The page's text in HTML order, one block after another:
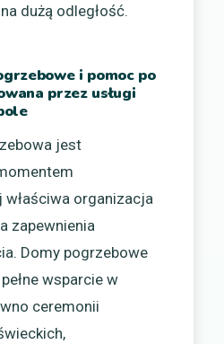
dużą odległość.
i pomoc po
przez usługi
jest
właściwa organizacja
zapewnienia
Domy pogrzebowe
wsparcie w
ceremonii